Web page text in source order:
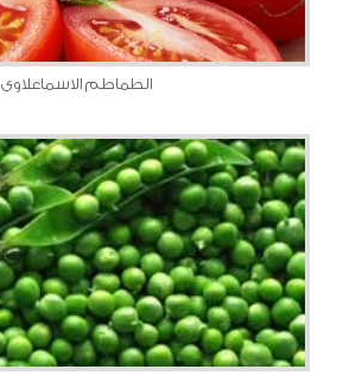
الطماطم الاسماعلاوى